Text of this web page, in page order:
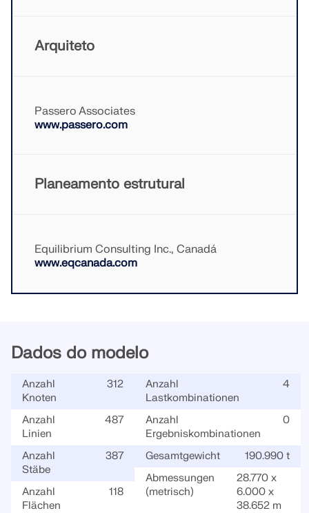
Arquiteto
Passero Associates
www.passero.com
Planeamento estrutural
Equilibrium Consulting Inc., Canadá
www.eqcanada.com
Dados do modelo
Anzahl
Knoten
312
Anzahl
Linien
487
Anzahl
Stäbe
387
Anzahl
Flächen
118
Anzahl
Lastkombinationen
4
Anzahl
Ergebniskombinationen
0
Gesamtgewicht
190.990 t
Abmessungen
(metrisch)
28.770 x
6.000 x
38.652 m